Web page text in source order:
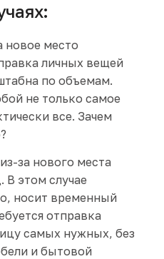
новое место
личных вещей
по объемам.
не только самое
все. Зачем
за нового места
В этом случае
носит временный
отправка
самых нужных, без
и бытовой